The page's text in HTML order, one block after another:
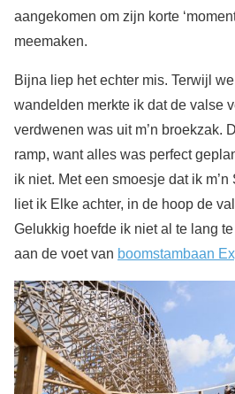
aangekomen om zijn korte
meemaken.
Bijna liep het echter mis. Terwijl
wandelden merkte ik dat de valse
verdwenen was uit m’n broekzak.
ramp, want alles was perfect
ik niet. Met een smoesje dat ik
liet ik Elke achter, in de hoop de
Gelukkig hoefde ik niet al te lang
aan de voet van boomstambaan